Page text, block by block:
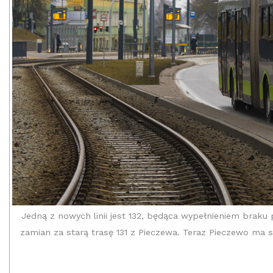
Jedną z nowych linii jest 132, będąca wypełnieniem
zamian za starą trasę 131 z Pieczewa. Teraz Pieczewo